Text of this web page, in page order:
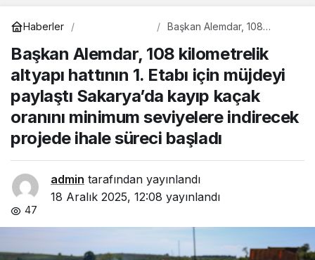
Haberler
Başkan Alemdar, 108
Etabı için müjdeyi paylaştı
Sakarya’da kayıp kaçak
oranını minimum seviyelere
indirecek projede ihale
süreci başladı
Başkan Alemdar, 108 kilometrelik
altyapı hattının 1. Etabı için müjdeyi
paylaştı Sakarya’da kayıp kaçak
oranını minimum seviyelere indirecek
projede ihale süreci başladı
admin tarafından yayınlandı
18 Aralık 2025, 12:08 yayınlandı
47
etmeyiz”